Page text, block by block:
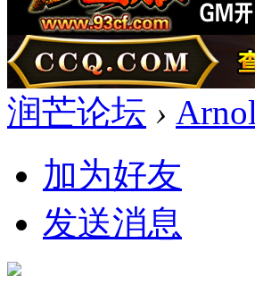
润芒论坛 ›
加为好友
发送消息